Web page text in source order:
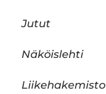
Jutut
Näköislehti
Liikehakemisto